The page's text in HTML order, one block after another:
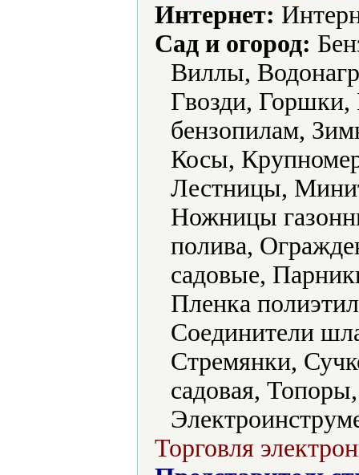
Интернет:
Сад и огород:
Виллы,
Гвозди, Горшки,
бензопилам,
Косы,
Лестницы,
Ножницы
полива,
садовые,
Пленка
Соединители
Стремянки,
садовая,
Торговля